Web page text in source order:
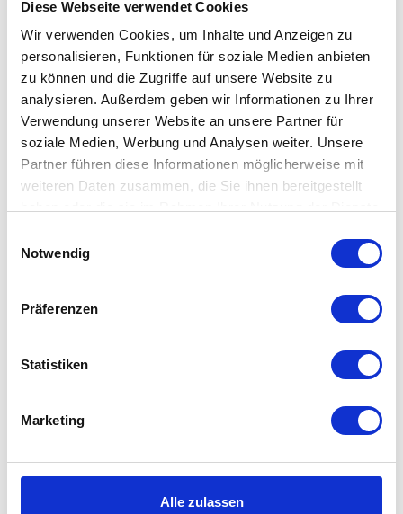
Diese Webseite verwendet Cookies
Wir verwenden Cookies, um Inhalte und Anzeigen zu
personalisieren, Funktionen für soziale Medien anbieten
zu können und die Zugriffe auf unsere Website zu
analysieren. Außerdem geben wir Informationen zu Ihrer
Verwendung unserer Website an unsere Partner für
soziale Medien, Werbung und Analysen weiter. Unsere
Partner führen diese Informationen möglicherweise mit
weiteren Daten zusammen, die Sie ihnen bereitgestellt
Datenschutzerklärung
Notwendig
Präferenzen
Statistiken
Marketing
Alle zulassen
in verschiedenen Größen erhältlich und eignet sich sowohl für
den privaten Gebrauch als auch für Gästebäder oder
hochwertige Waschbereiche.
Besonderheiten
Frische Duftkomposition aus Zitrus und aromatischen
Milano - Acqua Leggera Hand- und